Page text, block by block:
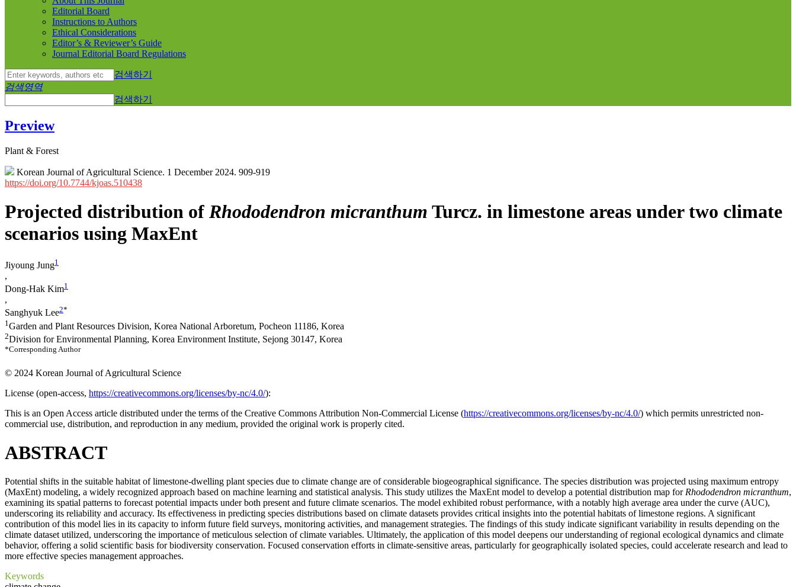
Editorial Board
Instructions to Authors
Ethical Considerations
Editor’s & Reviewer’s Guide
Journal Editorial Board Regulations
검색하기
검색영역
검색하기
Preview
Plant & Forest
Korean Journal of Agricultural Science. 1 December 2024. 909-919
https://doi.org/10.7744/kjoas.510438
Projected distribution of Rhododendron micranthum Turcz. in limestone areas under two climate
scenarios using MaxEnt
Jiyoung Jung1
,
Dong-Hak Kim1
,
Sanghyuk Lee2*
1 Garden and Plant Resources Division, Korea National Arboretum, Pocheon 11186, Korea
2Division for Environmental Planning, Korea Environment Institute, Sejong 30147, Korea
*Corresponding Author
© 2024 Korean Journal of Agricultural Science
License (open-access, https://creativecommons.org/licenses/by-nc/4.0/):
This is an Open Access article distributed under the terms of the Creative Commons Attribution Non-Commercial License (https://creativecommons.org/licenses/by-nc/4.0/) which permits unrestricted non-
commercial use, distribution, and reproduction in any medium, provided the original work is properly cited.
ABSTRACT
Potential shifts in the suitable habitat of limestone-dwelling plant species due to climate change are of considerable biogeographical significance. The species distribution was projected using maximum entropy
(MaxEnt) modeling, a widely recognized approach based on machine learning and statistical analysis. This study utilizes the MaxEnt model to develop a potential distribution map forRhododendron micranthum,
examining its spatial patterns to forecast potential impacts under both present and future climate scenarios. The model exhibited robust performance, with a notably high average area under the curve (AUC),
underscoring its reliability and accuracy. Its effectiveness in predicting species distributions based on climate datasets provides critical insights into the potential habitats of limestone regions. A significant
contribution of this model lies in its capacity to inform future field surveys, monitoring activities, and management strategies. The findings of this study indicate significant variability in results depending on the
climate dataset utilized, underscoring the importance of meticulous selection of climate variables. Ultimately, the application of this model deepens our understanding of regional ecological dynamics and climate
behavior, offering a solid scientific basis for biodiversity conservation. Focused conservation efforts in climate-sensitive areas, particularly for geographically isolated species, could accelerate research and lead to
more effective species management approaches.
Keywords